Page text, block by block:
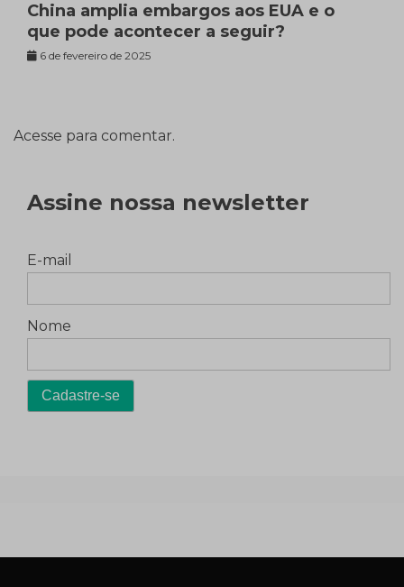
China amplia embargos aos EUA e o
que pode acontecer a seguir?
6 de fevereiro de 2025
Acesse para comentar.
Assine nossa newsletter
E-mail
Nome